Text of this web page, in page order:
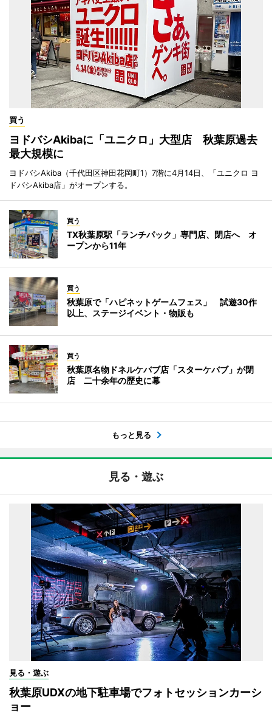
買う
ヨドバシAkibaに「ユニクロ」大型店 秋葉原過去
最大規模に
ヨドバシAkiba（千代田区神田花岡町1）7階に4月14日、「ユニクロ ヨ
ドバシAkiba店」がオープンする。
買う
TX秋葉原駅「ランチパック」専門店、閉店へ オ
ープンから11年
買う
秋葉原で「ハピネットゲームフェス」 試遊30作
以上、ステージイベント・物販も
買う
秋葉原名物ドネルケバブ店「スターケバブ」が閉
店 二十余年の歴史に幕
もっと見る
見る・遊ぶ
見る・遊ぶ
秋葉原UDXの地下駐車場でフォトセッションカーシ
ョー